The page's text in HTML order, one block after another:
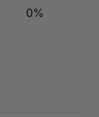
0%